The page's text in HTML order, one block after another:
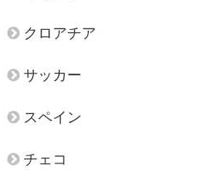
クロアチア
サッカー
スペイン
チェコ